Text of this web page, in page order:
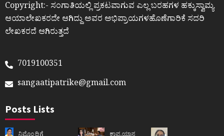
Copyright:- ಸಂಗಾತಿಯಲ್ಲಿ ಪ್ರಕಟವಾಗುವ ಎಲ್ಲ ಬರಹಗಳ ಹಕ್ಕುಸ್ವಾಮ್ಯ
ಆಯಾಲೇಖಕರದೇ ಆಗಿದ್ದು ಅವರ ಅಭಿಪ್ರಾಯಗಳಹೊಣೆಗಾರಿಕೆ ಸದರಿ
ಲೇಖಕರದೆ ಆಗಿರುತ್ತದೆ
7019100351
sangaatipatrike@gmail.com
Posts Lists